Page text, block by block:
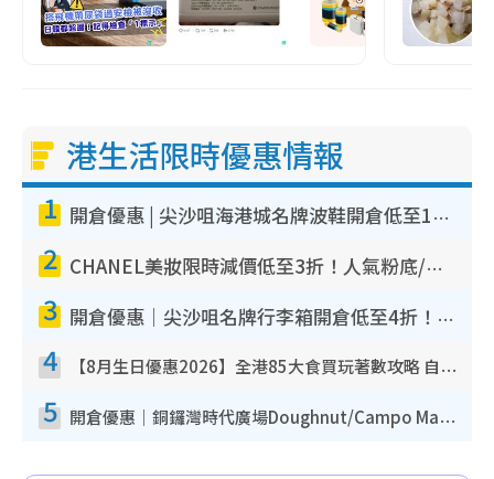
港生活限時優惠情報
1 開倉優惠 | 尖沙咀海港城名牌波鞋開倉低至1折！On鞋$899起／Joy&Peace鞋履$98起
2 CHANEL美妝限時減價低至3折！人氣粉底/唇膏/精華液低至$275！COCO香水都有平
3 開倉優惠｜尖沙咀名牌行李箱開倉低至4折！一連5日 American Tourister/ace./Hallmark $200起！
4 【8月生日優惠2026】全港85大食買玩著數攻略 自助餐/火鍋放題同行免費＋誠品/DONKI送現金券
5 開倉優惠｜銅鑼灣時代廣場Doughnut/Campo Marzio開倉低至1折！背囊、書包、手袋劈價$200起